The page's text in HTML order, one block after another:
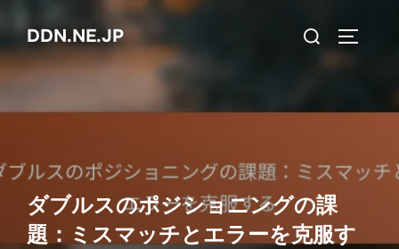
content
DDN.NE.JP
Search
ダブルスのポジショニングの課
題：ミスマッチとエラーを克服す